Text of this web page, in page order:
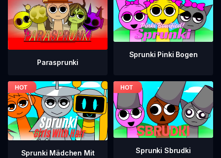
Parasprunki
Sprunki Pinki Bogen
Sprunki Mädchen Mit
Sprunki Sbrudki